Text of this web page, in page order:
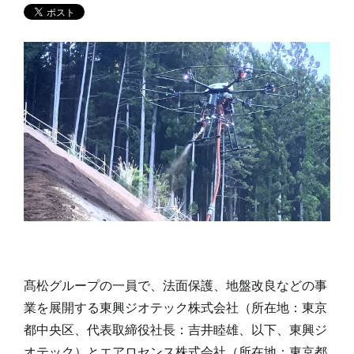
髙松グループの一員で、法面保護、地盤改良などの事
業を展開する東興ジオテック株式会社（所在地：東京
都中央区、代表取締役社長：吉井睦雄、以下、東興ジ